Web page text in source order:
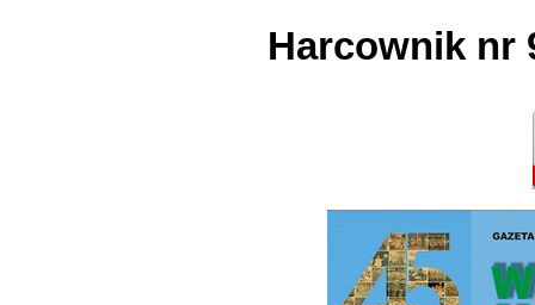
Harcownik nr